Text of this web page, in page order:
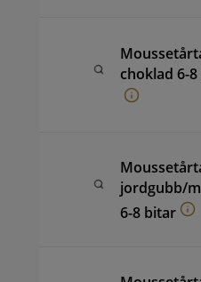
choklad 6-
jordgubb/
6-8 bitar